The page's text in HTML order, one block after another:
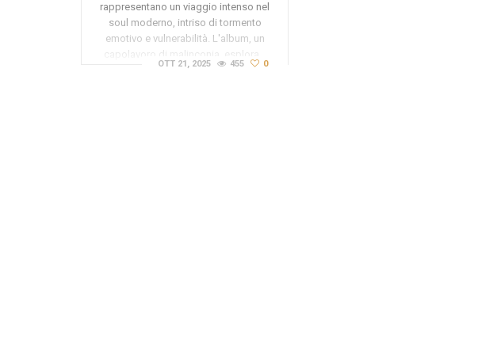
rappresentano un viaggio intenso nel
soul moderno, intriso di tormento
emotivo e vulnerabilità. L'album, un
capolavoro di malinconia, esplora…
OTT 21, 2025 455 0